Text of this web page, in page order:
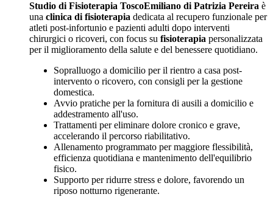
Studio di Fisioterapia ToscoEmiliano di Patrizia Pereira è
una clinica di fisioterapia dedicata al recupero funzionale per
atleti post-infortunio e pazienti adulti dopo interventi
chirurgici o ricoveri, con focus su fisioterapia personalizzata
per il miglioramento della salute e del benessere quotidiano.
Sopralluogo a domicilio per il rientro a casa post-
intervento o ricovero, con consigli per la gestione
domestica.
Avvio pratiche per la fornitura di ausili a domicilio e
addestramento all'uso.
Trattamenti per eliminare dolore cronico e grave,
accelerando il percorso riabilitativo.
Allenamento programmato per maggiore flessibilità,
efficienza quotidiana e mantenimento dell'equilibrio
fisico.
Supporto per ridurre stress e dolore, favorendo un
riposo notturno rigenerante.